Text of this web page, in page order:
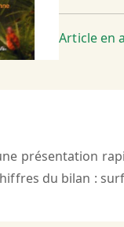
Article en
présentation
du bilan :